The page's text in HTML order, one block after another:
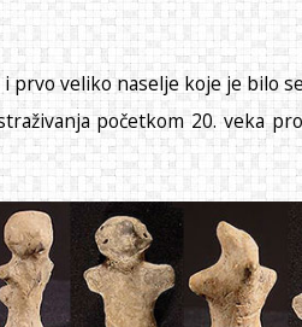
prvo veliko naselje koje je bilo
početkom 20. veka